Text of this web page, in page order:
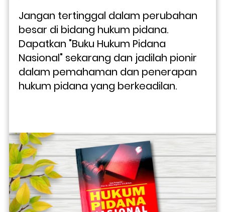
Jangan tertinggal dalam perubahan
besar di bidang hukum pidana.
Dapatkan "Buku Hukum Pidana
Nasional" sekarang dan jadilah pionir
dalam pemahaman dan penerapan
hukum pidana yang berkeadilan.